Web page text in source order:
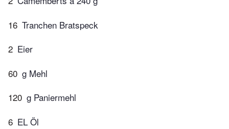
16 Tranchen Bratspeck
2 Eier
60 g Mehl
120 g Paniermehl
6 EL Öl